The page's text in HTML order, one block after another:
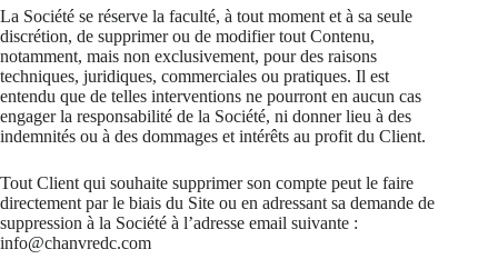
La Société se réserve la faculté, à tout moment et à sa seule
discrétion, de supprimer ou de modifier tout Contenu,
notamment, mais non exclusivement, pour des raisons
techniques, juridiques, commerciales ou pratiques. Il est
entendu que de telles interventions ne pourront en aucun cas
engager la responsabilité de la Société, ni donner lieu à des
indemnités ou à des dommages et intérêts au profit du Client.
Tout Client qui souhaite supprimer son compte peut le faire
directement par le biais du Site ou en adressant sa demande de
suppression à la Société à l’adresse email suivante :
info@chanvredc.com